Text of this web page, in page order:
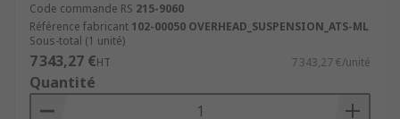
Pistolet serre-câble en plastique : léger,
simple à utiliser et économique.
Pistolet serre-câble en acier inoxydable :
idéal pour les colliers métalliques et les
applications industrielles exigeantes.
Code commande RS 215-9060
Référence fabricant 102-00050 OVERHEAD_SUSPENSION_ATS-ML
Sous-total (1 unité)
7 343,27 €HT 7 343,27 €/unité
Quantité